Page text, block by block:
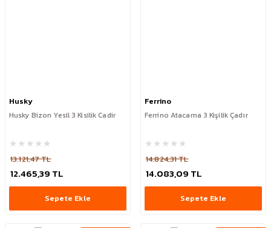
Husky
Husky Bizon Yesil 3 Kisilik Cadir
13.121,47 TL
12.465,39 TL
Sepete Ekle
Ferrino
Ferrino Atacama 3 Kişilik Çadır
14.824,31 TL
14.083,09 TL
Sepete Ekle